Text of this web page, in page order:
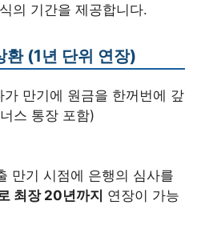
의 기간을 제공합니다.
환 (1년 단위 연장)
만기에 원금을 한꺼번에 갚
스 통장 포함)
만기 시점에 은행의 심사를
최장 20년까지 연장이 가능